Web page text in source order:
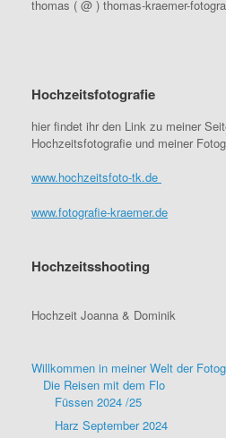
thomas ( @ ) thomas-kraemer-
Hochzeitsfotografie
hier findet ihr den Link zu meiner
Hochzeitsfotografie und meiner
www.hochzeitsfoto-tk.de
www.fotografie-kraemer.de
Hochzeitsshooting
Hochzeit Joanna & Dominik
Willkommen in meiner Welt der
Die Reisen mit dem Flo
Füssen 2024 /25
Harz September 2024